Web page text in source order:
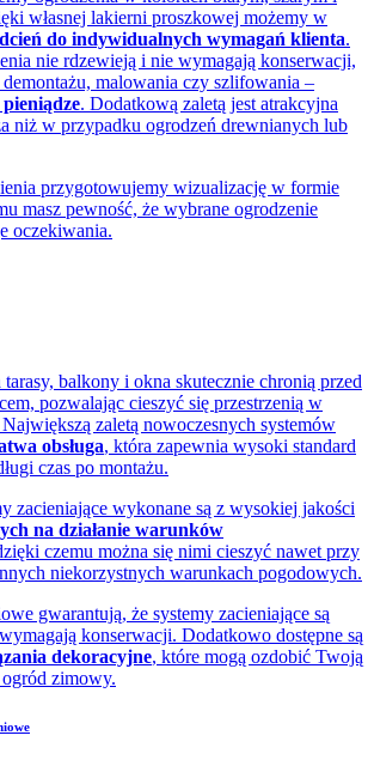
własnej lakierni proszkowej możemy w
do indywidualnych wymagań klienta.
nie rdzewieją i nie wymagają konserwacji,
malowania czy szlifowania –
pieniądze. Dodatkową zaletą jest atrakcyjna
niż w przypadku ogrodzeń drewnianych lub
przygotowujemy wizualizację w formie
masz pewność, że wybrane ogrodzenie
oczekiwania.
balkony i okna skutecznie chronią przed
pozwalając cieszyć się przestrzenią w
zaletą nowoczesnych systemów
obsługa, która zapewnia wysoki standard
czas po montażu.
zacieniające wykonane są z wysokiej jakości
na działanie warunków
czemu można się nimi cieszyć nawet przy
niekorzystnych warunkach pogodowych.
gwarantują, że systemy zacieniające są
konserwacji. Dodatkowo dostępne są
dekoracyjne, które mogą ozdobić Twoją
zimowy.